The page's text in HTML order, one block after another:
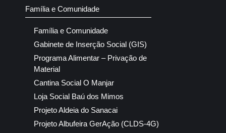
Família e Comunidade
Família e Comunidade
Gabinete de Inserção Social (GIS)
Programa Alimentar – Privação de
Material
Cantina Social O Manjar
Loja Social Baú dos Mimos
Projeto Aldeia do Sanacai
Projeto Albufeira GerAção (CLDS-4G)